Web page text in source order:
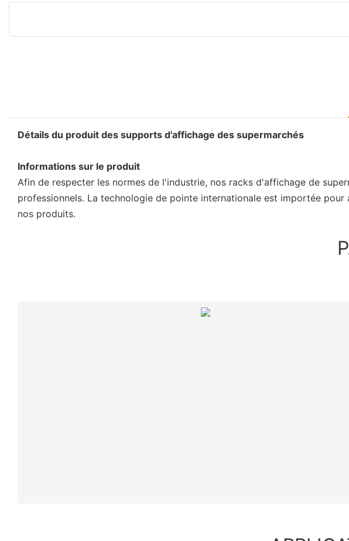
Détails du produit des supports d'affichage des supermarchés
Informations sur le produit
Afin de respecter les normes de l'industrie, nos racks d'affichage de
professionnels. La technologie de pointe internationale est importée
nos produits.